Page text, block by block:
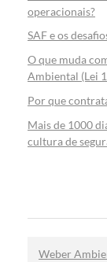
operacionais?
SAF e os
O que muda
Ambiental (Lei
Por que
Mais de 1000
cultura de
Weber